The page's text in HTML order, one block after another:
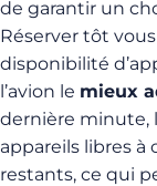
de garantir un
Réserver tôt
disponibilité
l’avion le mieux
dernière minute,
appareils libres à
restants, ce qui